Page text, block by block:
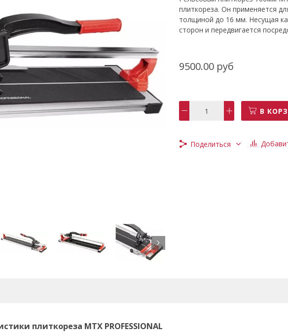
плиткореза. Он применяется
толщиной до 16 мм. Несущая
сторон и передвигается
9500.00 руб
В
Поделиться
плиткореза MTX PROFESSIONAL